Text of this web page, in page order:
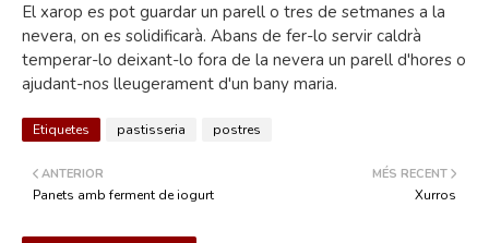
El xarop es pot guardar un parell o tres de setmanes a la
nevera, on es solidificarà. Abans de fer-lo servir caldrà
temperar-lo deixant-lo fora de la nevera un parell d'hores o
ajudant-nos lleugerament d'un bany maria.
Etiquetes pastisseria postres
MÉS RECENT
Xurros
ANTERIOR
Panets amb ferment de iogurt